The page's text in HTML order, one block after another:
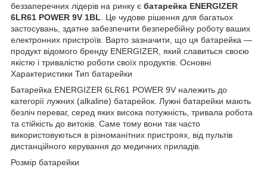
беззаперечних лідерів на ринку є батарейка ENERGIZER
6LR61 POWER 9V 1BL . Це чудове рішення для багатьох
застосувань, здатне забезпечити безперебійну роботу ваших
електронних пристроїв. Варто зазначити, що ця батарейка —
продукт відомого бренду ENERGIZER, який славиться своєю
якістю і тривалістю роботи своїх продуктів. Основні
Характеристики Тип батарейки
Батарейка ENERGIZER 6LR61 POWER 9V належить до
категорії лужних (alkaline) батарейок. Лужні батарейки мають
безліч переваг, серед яких висока потужність, тривала робота
та стійкість до витоків. Саме тому вони так часто
використовуються в різноманітних пристроях, від пультів
дистанційного керування до медичних приладів.
Розмір батарейки